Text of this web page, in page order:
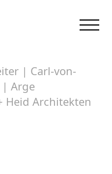
| Carl-von-
| Arge
Heid Architekten